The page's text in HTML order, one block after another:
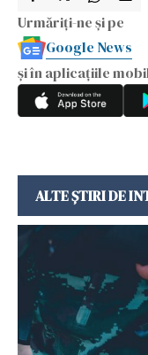
Urmăriți-ne și pe
Google News
și în aplicațiile
ALTE ȘTIRI DE